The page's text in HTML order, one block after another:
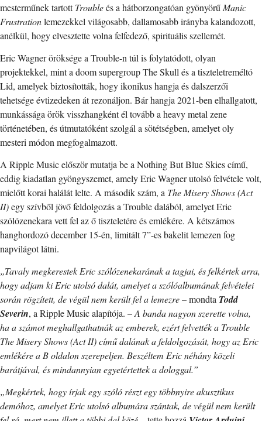
mesterműnek tartottTroubleés a hátborzongatóan gyönyörű Manic
Frustrationlemezekkel világosabb, dallamosabb irányba kalandozott,
anélkül, hogy elvesztette volna felfedező, spirituális szellemét.
Eric Wagner öröksége a Trouble-n túl is folytatódott, olyan
projektekkel, mint a doom supergroup The Skull és a tiszteletreméltó
Lid, amelyek biztosították, hogy ikonikus hangja és dalszerzői
tehetsége évtizedeken át rezonáljon. Bár hangja 2021-ben elhallgatott,
munkássága örök visszhangként él tovább a heavy metal zene
történetében, és útmutatóként szolgál a sötétségben, amelyet oly
mesteri módon megfogalmazott.
A Ripple Music először mutatja be a Nothing But Blue Skies című,
eddig kiadatlan gyöngyszemet, amely Eric Wagner utolsó felvétele volt,
mielőtt korai halálát lelte. A második szám, a The Misery Shows (Act
II)egy szívből jövő feldolgozás a Trouble dalából, amelyet Eric
szólózenekara vett fel az ő tiszteletére és emlékére. A kétszámos
hanghordozó december 15-én, limitált 7”-es bakelit lemezen fog
napvilágot látni.
„Tavaly megkerestek Eric szólózenekarának a tagjai, és felkértek arra,
hogy adjam ki Eric utolsó dalát, amelyet a szólóalbumának felvételei
során rögzített, de végül nem került fel a lemezre– mondta Todd
Severin, a Ripple Music alapítója. –A banda nagyon szerette volna,
ha a számot meghallgathatnák az emberek, ezért felvették a Trouble
The Misery Shows (Act II) című dalának a feldolgozását, hogy az Eric
emlékére a B oldalon szerepeljen. Beszéltem Eric néhány közeli
barátjával, és mindannyian egyetértettek a dologgal.”
„Megkértek, hogy írjak egy szóló részt egy többnyire akusztikus
demóhoz, amelyet Eric utolsó albumára szántak, de végül nem került